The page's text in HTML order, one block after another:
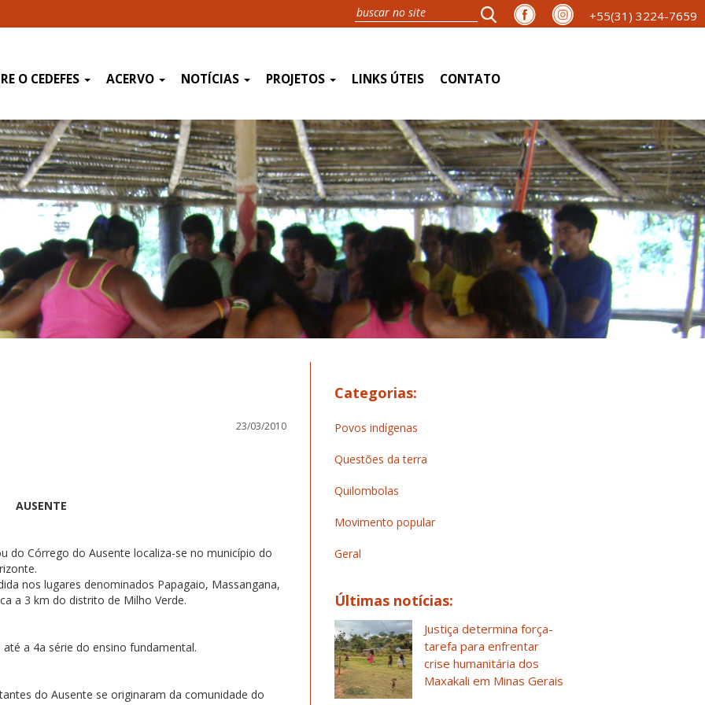
+55(31) 3224-7659
O CEDEFES ACERVO NOTÍCIAS PROJETOS LINKS ÚTEIS CONTATO
23/03/2010
AUSENTE
do Córrego do Ausente localiza-se no município do
nos lugares denominados Papagaio, Massangana,
a 3 km do distrito de Milho Verde.
a 4a série do ensino fundamental.
do Ausente se originaram da comunidade do
Categorias:
Povos indígenas
Questões da terra
Quilombolas
Movimento popular
Geral
Últimas notícias:
Justiça determina força-
tarefa para enfrentar
crise humanitária dos
Maxakali em Minas Gerais